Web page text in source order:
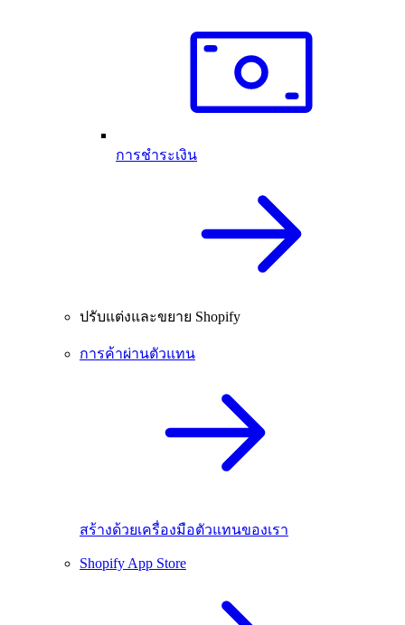
การชำระเงิน
ปรับแต่งและขยาย Shopify
การค้าผ่านตัวแทน
สร้างด้วยเครื่องมือตัวแทนของเรา
Shopify App Store